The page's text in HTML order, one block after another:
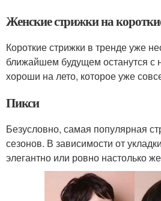
Женские стрижки на
Короткие стрижки в тренде уже
ближайшем будущем останутся с
хороши на лето, которое уже
Пикси
Безусловно, самая популярная
сезонов. В зависимости от
элегантно или ровно настолько